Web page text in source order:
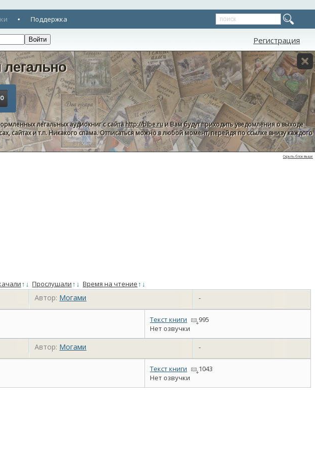
Поддержка
Регистрация
легальных аудиокниг с сайтаhttp://bibe.ruи Вам будут приходить уведомления о выходе
сайтах и т.п. Никакого спама. Отписаться можно в любой момент, перейдя по ссылке внизу каждого
Скрыть блок выше
↑ ↓ Прослушали↑ ↓ Время на чтение↑ ↓
Автор: Могами -
Текст книги
995
Нет озвучки
Автор: Могами -
Текст книги
1043
Нет озвучки